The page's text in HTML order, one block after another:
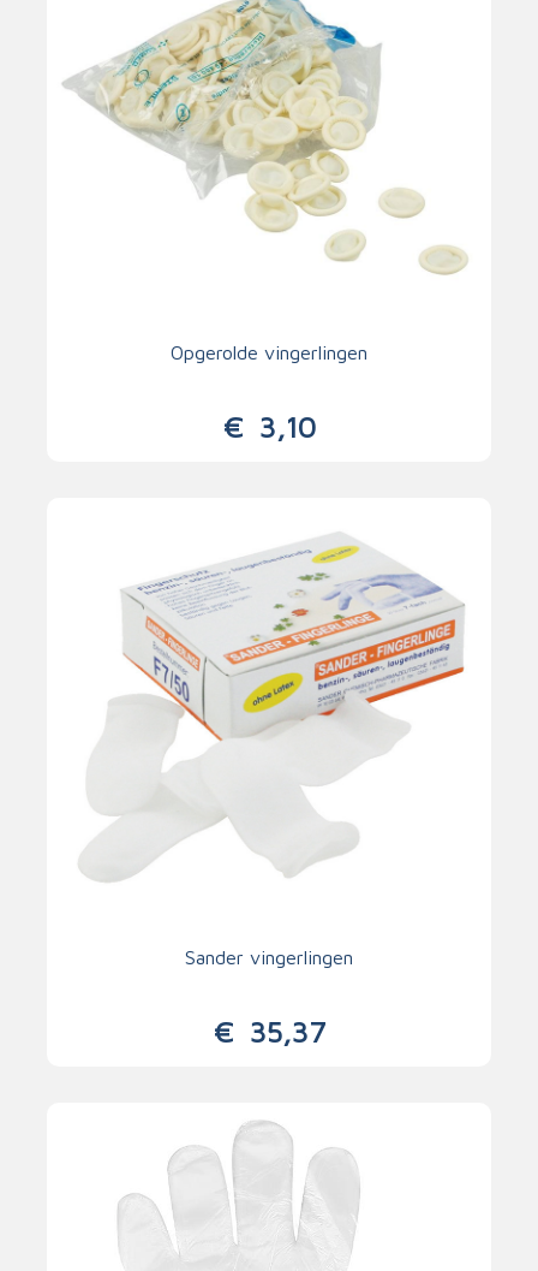
Opgerolde vingerlingen
€3,10
Sander vingerlingen
€35,37